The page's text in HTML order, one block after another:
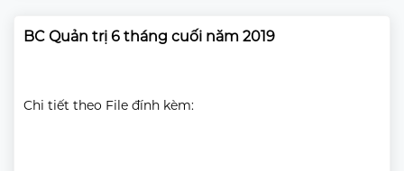
BC Quản trị 6 tháng cuối năm 2019
Chi tiết theo File đính kèm: